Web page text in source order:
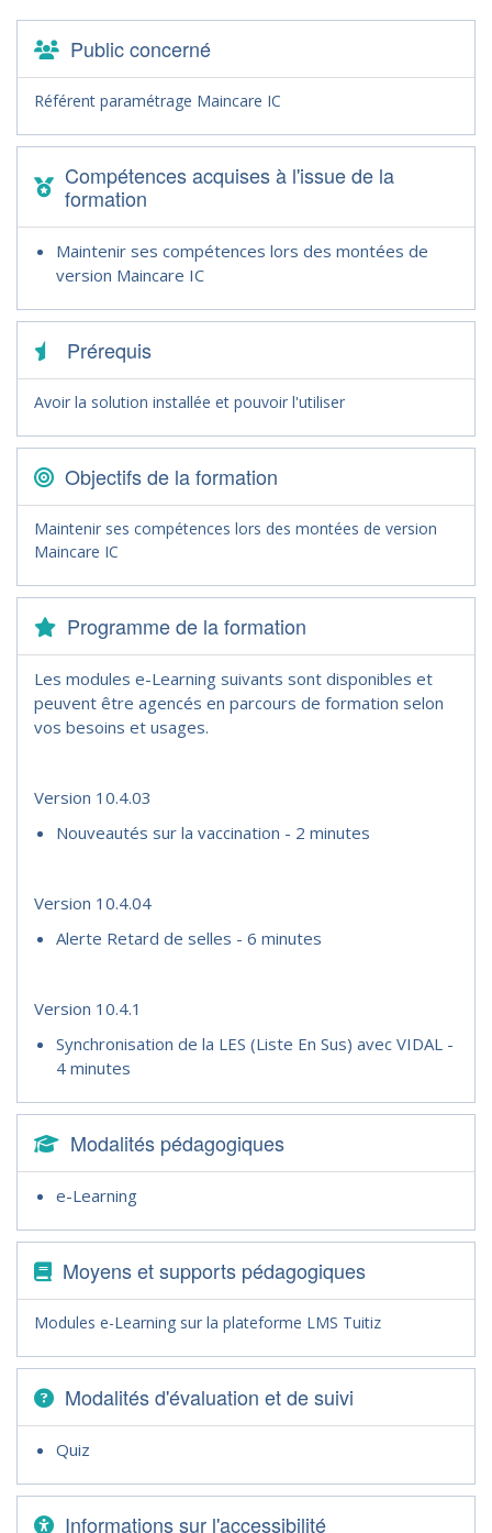
Public concerné
Référent paramétrage Maincare IC
Compétences acquises à l'issue de la
formation
Maintenir ses compétences lors des montées de
version Maincare IC
Prérequis
Avoir la solution installée et pouvoir l'utiliser
Objectifs de la formation
Maintenir ses compétences lors des montées de version
Maincare IC
Programme de la formation
Les modules e-Learning suivants sont disponibles et
peuvent être agencés en parcours de formation selon
vos besoins et usages.
Version 10.4.03
Nouveautés sur la vaccination - 2 minutes
Version 10.4.04
Alerte Retard de selles - 6 minutes
Version 10.4.1
Synchronisation de la LES (Liste En Sus) avec VIDAL -
4 minutes
Modalités pédagogiques
e-Learning
Moyens et supports pédagogiques
Modules e-Learning sur la plateforme LMS Tuitiz
Modalités d'évaluation et de suivi
Quiz
Informations sur l'accessibilité